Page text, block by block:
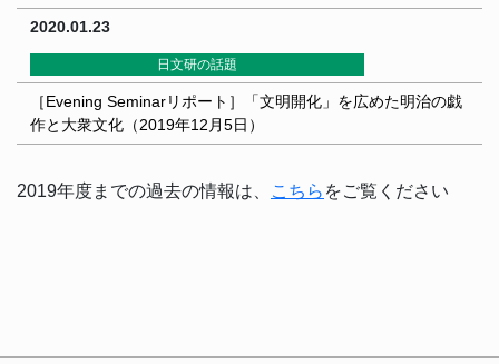
2020.01.23
日文研の話題
［Evening Seminarリポート］「文明開化」を広めた明治の戯
作と大衆文化（2019年12月5日）
2019年度までの過去の情報は、 こちら をご覧ください